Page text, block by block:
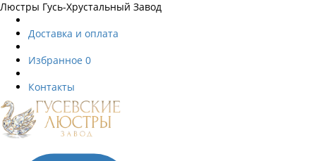
Люстры Гусь-Хрустальный Завод
Доставка и оплата
Избранное 0
Контакты